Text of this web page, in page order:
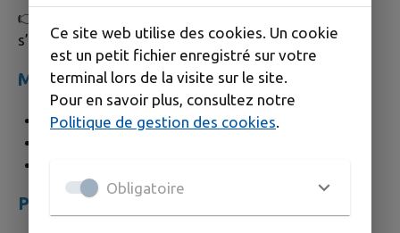
👉 Le saviez-vous ? Les habitants de Maillane
s’appellent les Maillanaises et les Maillanais.
Maillane en chiffres
Nombre d’habitants : 2625
Patrimoine
Ce site web utilise des cookies. Un cookie
est un petit fichier enregistré sur votre
terminal lors de la visite sur le site.
Pour en savoir plus, consultez notre
Politique de gestion des cookies.
Obligatoire